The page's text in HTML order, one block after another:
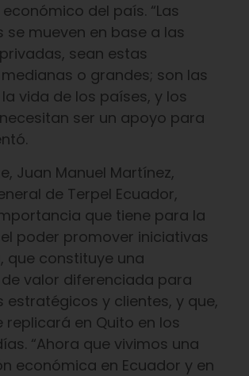
del país. “Las
se mueven en base a las
sean estas
o grandes; son las
vida de los países, y los
ser un apoyo para
Juan Manuel Martínez,
de Terpel Ecuador,
que tiene para la
poder promover iniciativas
que constituye una
valor diferenciada para
estratégicos y clientes, y que,
replicará en Quito en los
“Ahora que vivimos una
económica en Ecuador y en